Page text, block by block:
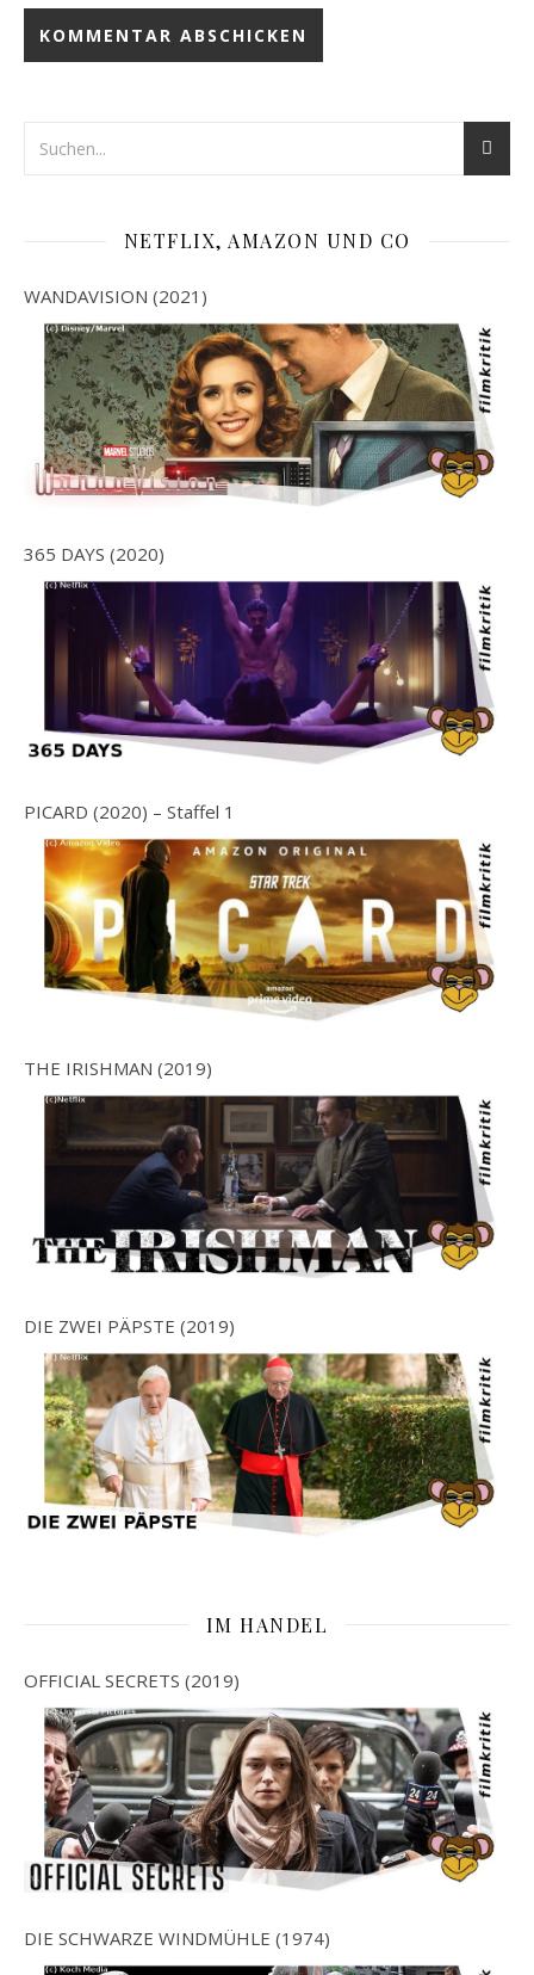
NETFLIX, AMAZON UND CO
WANDAVISION (2021)
365 DAYS (2020)
PICARD (2020) – Staffel 1
THE IRISHMAN (2019)
DIE ZWEI PÄPSTE (2019)
IM HANDEL
OFFICIAL SECRETS (2019)
DIE SCHWARZE WINDMÜHLE (1974)